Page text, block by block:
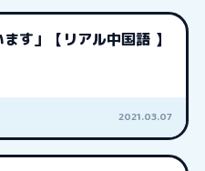
す」【リアル中国語 】
2021.03.07